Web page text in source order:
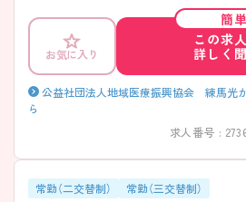
制度も充実しているので長く勤めていきた
周辺は住宅地で、お店がたくさんあり、買い
きな公園があり、いちょう並木がきれいな通
す。 ご興味ある方には、求人詳細や過去の選
話しいたしますのでお気軽にご相談ください
お気に入り
簡
この求
詳しく
公益社団法人地域医療振興協会 練馬光
ら
求人番号 :
常勤（二交替制） 常勤（三交替制）